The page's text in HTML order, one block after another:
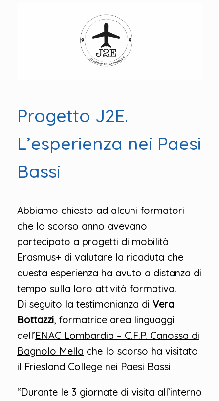
Progetto J2E.
L’esperienza nei Paesi
Bassi
Abbiamo chiesto ad alcuni formatori
che lo scorso anno avevano
partecipato a progetti di mobilità
Erasmus+ di valutare la ricaduta che
questa esperienza ha avuto a distanza di
tempo sulla loro attività formativa.
Di seguito la testimonianza di Vera
Bottazzi, formatrice area linguaggi
dell’ENAC Lombardia – C.F.P. Canossa di
Bagnolo Mella che lo scorso ha visitato
il Friesland College nei Paesi Bassi
“Durante le 3 giornate di visita all’interno